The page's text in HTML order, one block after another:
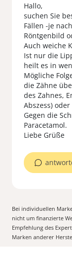
Hallo,
suchen Sie
Fällen -je
Röntgenbild
Auch weiche
Ist nur die
heilt es in
Mögliche
die Zähne
des Zahnes,
Abszess)
Gegen die
Paracetamol.
Liebe Grüße
Bei individuellen
nicht um finanzierte
Empfehlung des
Marken anderer